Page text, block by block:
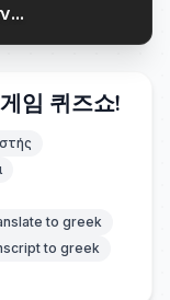
임 퀴즈쇼!
to greek
to greek